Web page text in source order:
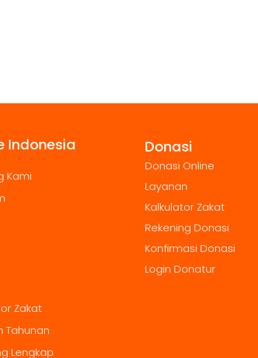
Indonesia
Kami
Zakat
Tahunan
Lengkap
Donasi
Donasi Online
Layanan
Kalkulator Zakat
Rekening Donasi
Konfirmasi Donasi
Login Donatur